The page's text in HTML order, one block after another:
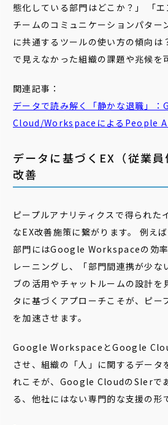
態化している部門はどこか？」 「
チームのコミュニケーションパター
に共通するツールの使い方の傾向は
で見えなかった組織の課題や兆候を
関連記事：
データで読み解く「静かな退職」
Cloud/WorkspaceによるPeople
データに基づくEX（従業
改善
ピープルアナリティクスで得られた
なEX改善施策に繋がります。 例え
部門にはGoogle Workspaceの効率
レーニングし、「部門間連携が少な
ブの活用やチャットルームの設計を
タに基づくアプローチこそが、ピー
を加速させます。
Google WorkspaceとGoogle
させ、組織の「人」に関するデータ
れこそが、Google CloudのSIerで
る、他社にはない専門的な支援の形